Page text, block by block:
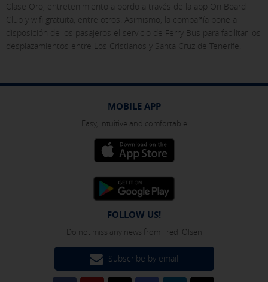
Clase Oro, entretenimiento a bordo a través de la app On Board
Club y wifi gratuita, entre otros. Asimismo, la compañía pone a
disposición de los pasajeros el servicio de Ferry Bus para facilitar los
desplazamientos entre Los Cristianos y Santa Cruz de Tenerife.
MOBILE APP
Easy, intuitive and comfortable
FOLLOW US!
Do not miss any news from Fred. Olsen
Subscribe by email